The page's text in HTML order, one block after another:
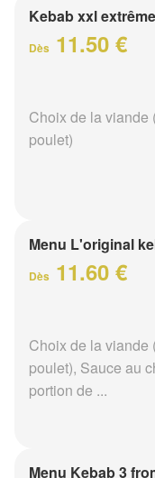
Kebab xxl
Dès 11.50 €
Choix de la viande
poulet)
Menu L'original
Dès 11.60 €
Choix de la viande
poulet), Sauce au
portion de ...
Menu Kebab 3